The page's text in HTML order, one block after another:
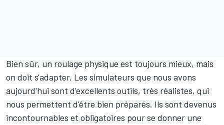
Bien sûr, un roulage physique est toujours mieux, mais
on doit s'adapter. Les simulateurs que nous avons
aujourd'hui sont d'excellents outils, très réalistes, qui
nous permettent d'être bien préparés. Ils sont devenus
incontournables et obligatoires pour se donner une